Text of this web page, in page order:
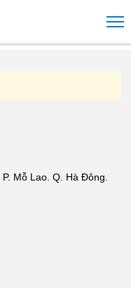
Mỗ Lao. Q. Hà Đông.